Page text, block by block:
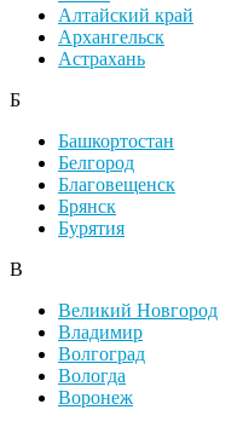
Алтайский край
Архангельск
Астрахань
Б
Башкортостан
Белгород
Благовещенск
Брянск
Бурятия
В
Великий Новгород
Владимир
Волгоград
Вологда
Воронеж